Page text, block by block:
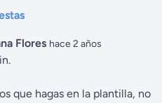
Flores hace 2 años
que hagas en la plantilla, no